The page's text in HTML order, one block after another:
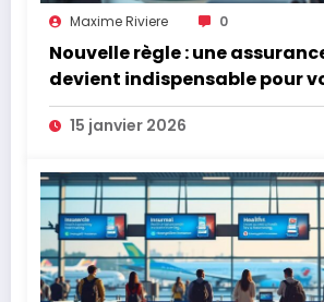
Maxime Riviere 0
Nouvelle règle : une
devient indispensable pour
dans ce pays
15 janvier 2026